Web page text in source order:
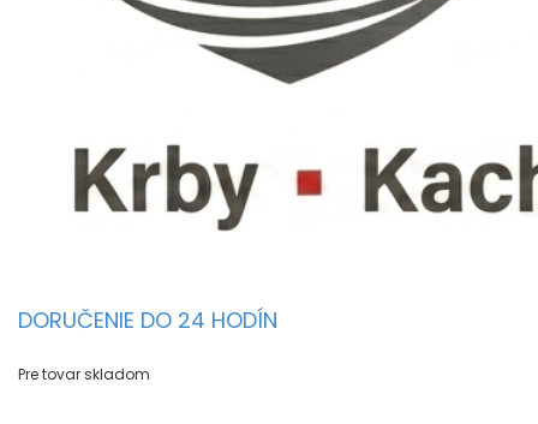
DORUČENIE DO 24 HODÍN
Pre tovar skladom